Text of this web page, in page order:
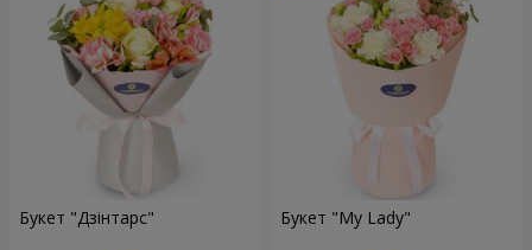
Букет "Дзінтарс" Букет "My Lady"